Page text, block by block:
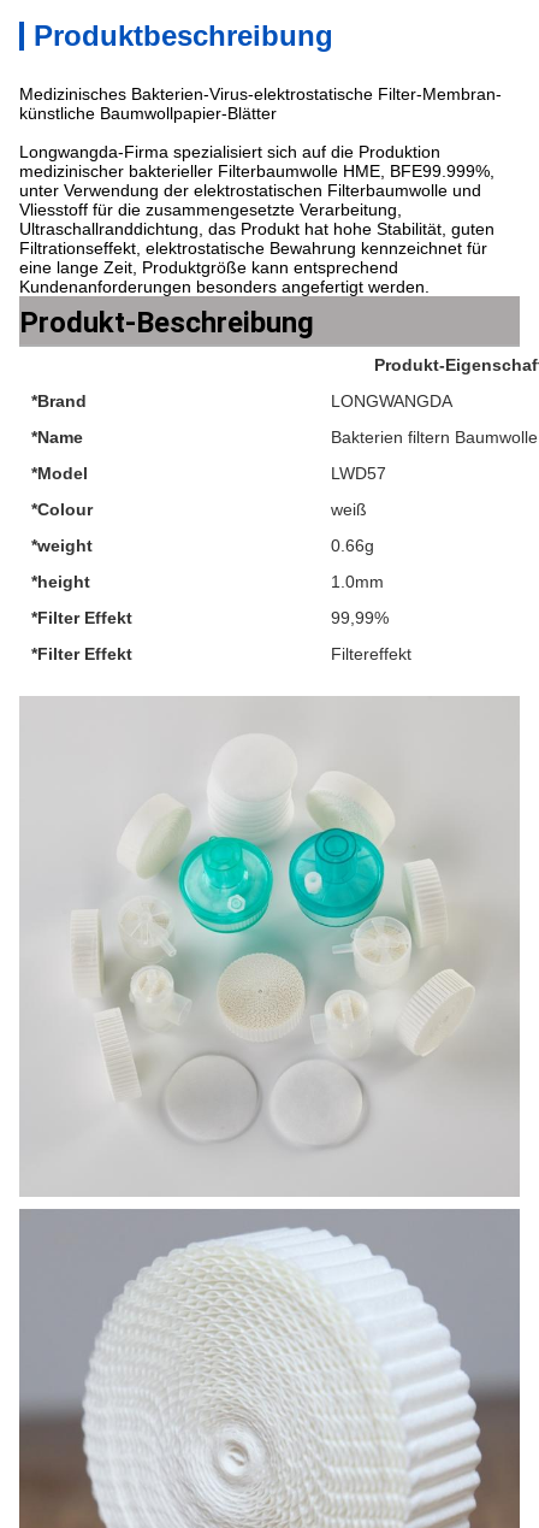
Produktbeschreibung
Medizinisches Bakterien-Virus-elektrostatische Filter-Membran-
künstliche Baumwollpapier-Blätter
Longwangda-Firma spezialisiert sich auf die Produktion
medizinischer bakterieller Filterbaumwolle HME, BFE99.999%,
unter Verwendung der elektrostatischen Filterbaumwolle und
Vliesstoff für die zusammengesetzte Verarbeitung,
Ultraschallranddichtung, das Produkt hat hohe Stabilität, guten
Filtrationseffekt, elektrostatische Bewahrung kennzeichnet für
eine lange Zeit, Produktgröße kann entsprechend
Kundenanforderungen besonders angefertigt werden.
Produkt-Beschreibung
Produkt-
*Brand
LONGWANGDA
*Name
Bakterien filtern Baumwolle
*Model
LWD57
*Colour
weiß
*weight
0.66g
*height
1.0mm
*Filter Effekt
99,99%
*Filter Effekt
Filtereffekt